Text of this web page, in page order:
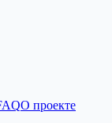
О проекте